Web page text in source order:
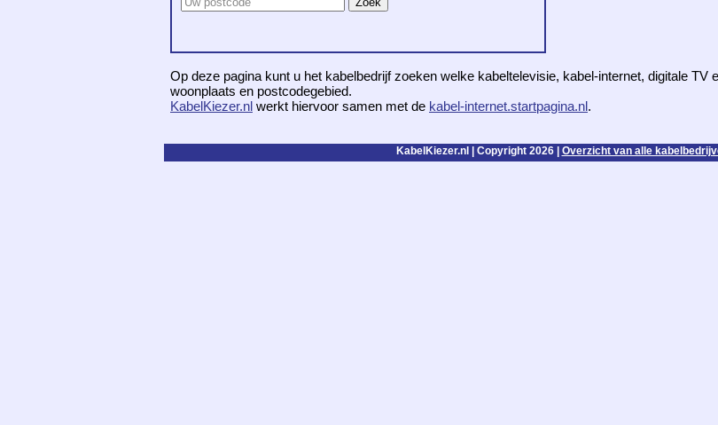
Op deze pagina kunt u het kabelbedrijf zoeken welke kabeltelevisie, kabel-internet, digitale TV
woonplaats en postcodegebied.
KabelKiezer.nl werkt hiervoor samen met de kabel-internet.startpagina.nl.
KabelKiezer.nl | Copyright 2026 | Overzicht van alle